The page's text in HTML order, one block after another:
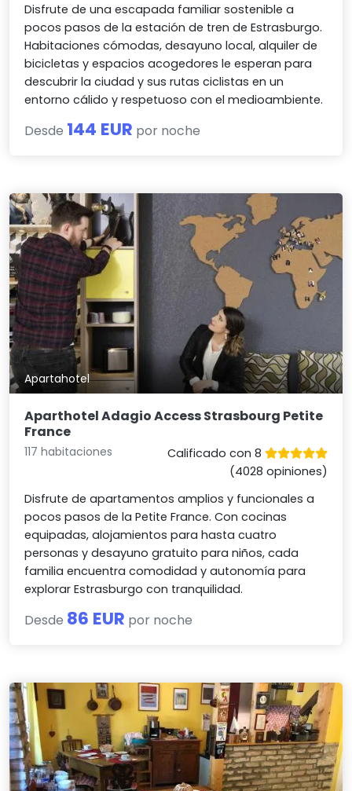
Disfrute de una escapada familiar sostenible a
pocos pasos de la estación de tren de Estrasburgo.
Habitaciones cómodas, desayuno local, alquiler de
bicicletas y espacios acogedores le esperan para
descubrir la ciudad y sus rutas ciclistas en un
entorno cálido y respetuoso con el medioambiente.
Desde 144 EUR por noche
Apartahotel
Aparthotel Adagio Access Strasbourg Petite
France
117 habitaciones
Calificado con 8
(4028 opiniones)
Disfrute de apartamentos amplios y funcionales a
pocos pasos de la Petite France. Con cocinas
equipadas, alojamientos para hasta cuatro
personas y desayuno gratuito para niños, cada
familia encuentra comodidad y autonomía para
explorar Estrasburgo con tranquilidad.
Desde 86 EUR por noche